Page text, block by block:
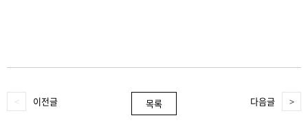
이전글 목록 다음글